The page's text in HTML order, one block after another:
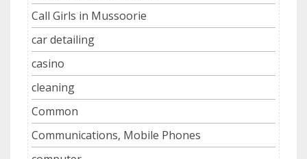
Call Girls in Mussoorie
car detailing
casino
cleaning
Common
Communications, Mobile Phones